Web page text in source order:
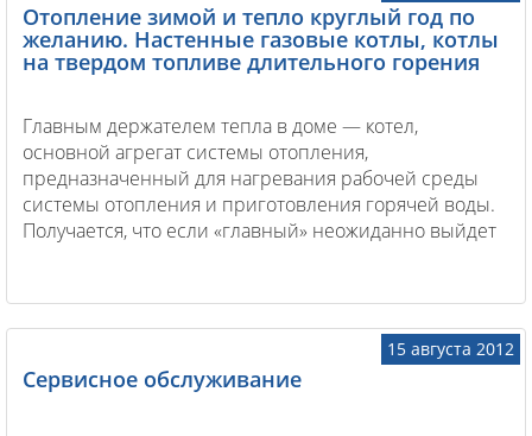
Отопление зимой и тепло круглый год по
желанию. Настенные газовые котлы, котлы
на твердом топливе длительного горения
Главным держателем тепла в доме — котел,
основной агрегат системы отопления,
предназначенный для нагревания рабочей среды
системы отопления и приготовления горячей воды.
Получается, что если «главный» неожиданно выйдет
15 августа 2012
Сервисное обслуживание